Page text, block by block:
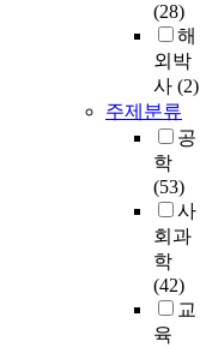
(28)
해
외박
사 (2)
주제분류
공
학
(53)
사
회과
학
(42)
교
육